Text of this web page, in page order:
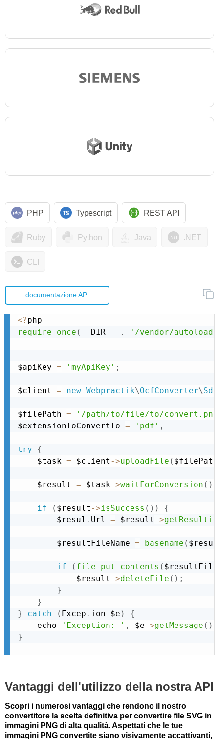
PHP Typescript REST API
Ruby Python Java .NET
CLI
documentazione API
<?
require_once ( __DIR__ . '/vendor/
$apiKey = 'myApiKey' ;
$client = new Webpractik\OcfConverter\Sdk
$filePath =
'/path/to/file/to/
$extensionToConvertTo = 'pdf' ;
try
{
    $task
= $client ->uploadFile ( $filePath
    $result
= $task->waitForConversion ( )
if ( $result ->isSuccess ( ) )
{
        $resultUrl
= $result ->
        $resultFileName
= basename (
if ( file_put_contents (
            $result
->deleteFile ( ) ;
}
}
}
catch ( Exception $e )
{
    echo
'Exception: ' , $e->getMessage ( )
}
Vantaggi dell'utilizzo della nostra API
Scopri i numerosi vantaggi che rendono il nostro
convertitore la scelta definitiva per convertire file SVG in
immagini PNG di alta qualità. Aspettati che le tue
immagini PNG convertite siano visivamente accattivanti,